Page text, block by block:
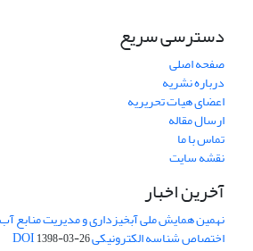
دسترسی سریع
صفحه اصلی
درباره نشریه
اعضای هیات تحریریه
ارسال مقاله
تماس با ما
نقشه سایت
آخرین اخبار
نهمین همایش ملی آبخیزداری و مدیریت منابع
اختصاص شناسه الکترونیکی DOI1398-03-26